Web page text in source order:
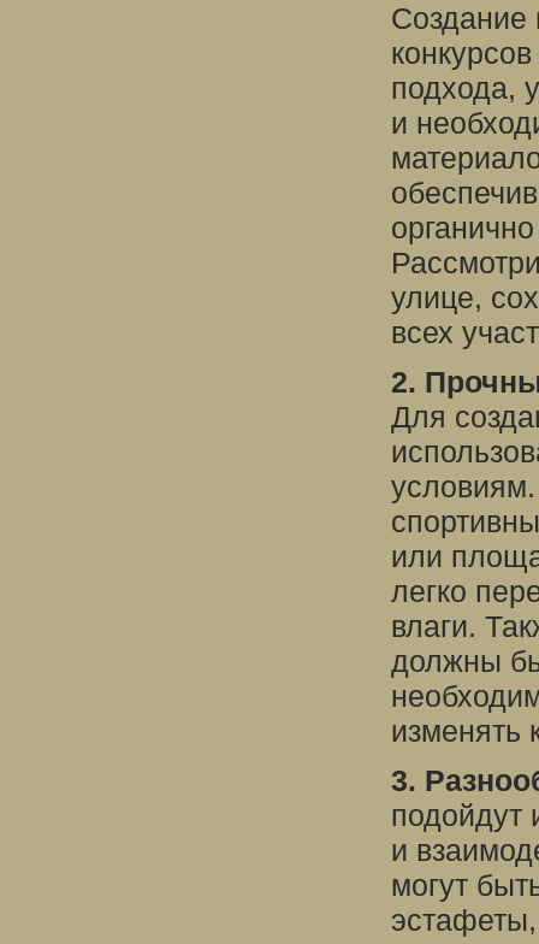
Создание
подхода,
и
улице,
всех
2.
Для
или
легко
влаги.
должны
изменять
3.
подойдут
и
могут
эстафеты,